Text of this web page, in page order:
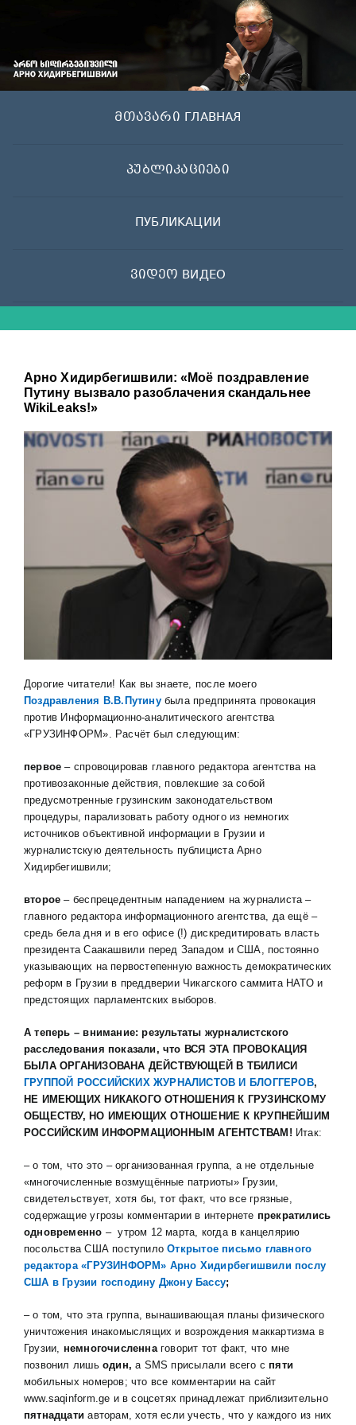
მთავარი ГЛАВНАЯ
პუბლიკაციები
ПУБЛИКАЦИИ
ვიდეო ВИДЕО
Арно Хидирбегишвили: «Моё поздравление
Путину вызвало разоблачения скандальнее
WikiLeaks!»
Дорогие читатели! Как вы знаете, после моего
Поздравления В.В.Путинубыла предпринята провокация
против Информационно-аналитического агентства
«ГРУЗИНФОРМ». Расчёт был следующим:
первое – спровоцировав главного редактора агентства на
противозаконные действия, повлекшие за собой
предусмотренные грузинским законодательством
процедуры, парализовать работу одного из немногих
источников объективной информации в Грузии и
журналистскую деятельность публициста Арно
Хидирбегишвили;
второе– беспрецедентным нападением на журналиста –
главного редактора информационного агентства, да ещё –
средь бела дня и в его офисе (!) дискредитировать власть
президента Саакашвили перед Западом и США, постоянно
указывающих на первостепенную важность демократических
реформ в Грузии в преддверии Чикагского саммита НАТО и
предстоящих парламентских выборов.
А теперь – внимание: результаты журналистского
расследования показали, что ВСЯ ЭТА ПРОВОКАЦИЯ
БЫЛА ОРГАНИЗОВАНА ДЕЙСТВУЮЩЕЙ В ТБИЛИСИ
ГРУППОЙ РОССИЙСКИХ ЖУРНАЛИСТОВ И БЛОГГЕРОВ,
НЕ ИМЕЮЩИХ НИКАКОГО ОТНОШЕНИЯ К ГРУЗИНСКОМУ
ОБЩЕСТВУ, НО ИМЕЮЩИХ ОТНОШЕНИЕ К КРУПНЕЙШИМ
РОССИЙСКИМ ИНФОРМАЦИОННЫМ АГЕНТСТВАМ! Итак:
– о том, что это – организованная группа, а не отдельные
«многочисленные возмущённые патриоты» Грузии,
свидетельствует, хотя бы, тот факт, что все грязные,
содержащие угрозы комментарии в интернете прекратились
одновременно – утром 12 марта, когда в канцелярию
посольства США поступилоОткрытое письмо главного
редактора «ГРУЗИНФОРМ» Арно Хидирбегишвили послу
США в Грузии господину Джону Бассу;
– о том, что эта группа, вынашивающая планы физического
уничтожения инакомыслящих и возрождения маккартизма в
Грузии, немногочисленна говорит тот факт, что мне
позвонил лишьодин,а SMS присылали всего с пяти
мобильных номеров; что все комментарии на сайт
www.saqinform.ge и в соцсетях принадлежат приблизительно
пятнадцатиавторам, хотя если учесть, что у каждого из них